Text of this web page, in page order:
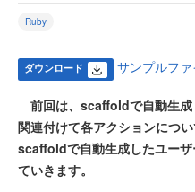
Ruby
ダウンロード サンプルフ
前回は、scaffoldで自動生成
関連付けて各アクションについ
scaffoldで自動生成したユー
ていきます。